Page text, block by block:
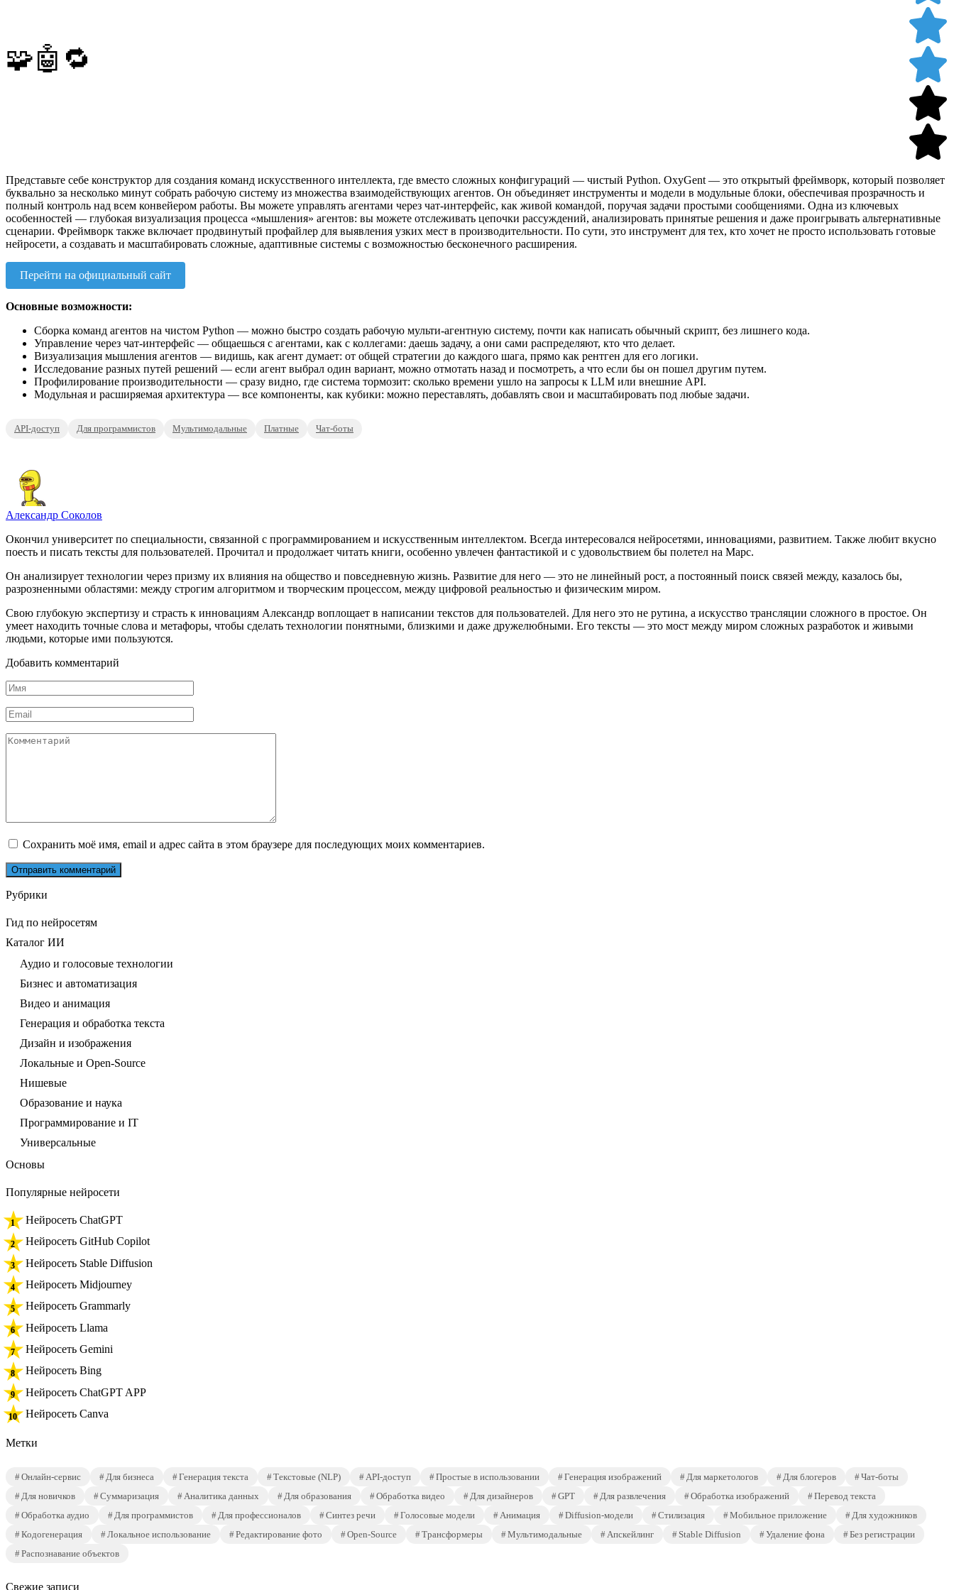
🧩🤖🔁
Представьте себе конструктор для создания команд искусственного интеллекта, где вместо сложных конфигураций — чистый Python. OxyGent — это открытый фреймворк, который позволяет
буквально за несколько минут собрать рабочую систему из множества взаимодействующих агентов. Он объединяет инструменты и модели в модульные блоки, обеспечивая прозрачность и
полный контроль над всем конвейером работы. Вы можете управлять агентами через чат-интерфейс, как живой командой, поручая задачи простыми сообщениями. Одна из ключевых
особенностей — глубокая визуализация процесса «мышления» агентов: вы можете отслеживать цепочки рассуждений, анализировать принятые решения и даже проигрывать альтернативные
сценарии. Фреймворк также включает продвинутый профайлер для выявления узких мест в производительности. По сути, это инструмент для тех, кто хочет не просто использовать готовые
нейросети, а создавать и масштабировать сложные, адаптивные системы с возможностью бесконечного расширения.
Перейти на официальный сайт
Основные возможности:
Сборка команд агентов на чистом Python — можно быстро создать рабочую мульти-агентную систему, почти как написать обычный скрипт, без лишнего кода.
Управление через чат-интерфейс — общаешься с агентами, как с коллегами: даешь задачу, а они сами распределяют, кто что делает.
Визуализация мышления агентов — видишь, как агент думает: от общей стратегии до каждого шага, прямо как рентген для его логики.
Исследование разных путей решений — если агент выбрал один вариант, можно отмотать назад и посмотреть, а что если бы он пошел другим путем.
Профилирование производительности — сразу видно, где система тормозит: сколько времени ушло на запросы к LLM или внешние API.
Модульная и расширяемая архитектура — все компоненты, как кубики: можно переставлять, добавлять свои и масштабировать под любые задачи.
API-доступ Для программистов Мультимодальные Платные Чат-боты
Александр Соколов
Окончил университет по специальности, связанной с программированием и искусственным интеллектом. Всегда интересовался нейросетями, инновациями, развитием. Также любит вкусно
поесть и писать тексты для пользователей. Прочитал и продолжает читать книги, особенно увлечен фантастикой и с удовольствием бы полетел на Марс.
Он анализирует технологии через призму их влияния на общество и повседневную жизнь. Развитие для него — это не линейный рост, а постоянный поиск связей между, казалось бы,
разрозненными областями: между строгим алгоритмом и творческим процессом, между цифровой реальностью и физическим миром.
Свою глубокую экспертизу и страсть к инновациям Александр воплощает в написании текстов для пользователей. Для него это не рутина, а искусство трансляции сложного в простое. Он
умеет находить точные слова и метафоры, чтобы сделать технологии понятными, близкими и даже дружелюбными. Его тексты — это мост между миром сложных разработок и живыми
людьми, которые ими пользуются.
Добавить комментарий
Имя
*
Email
*
Комментарий
Сохранить моё имя, email и адрес сайта в этом браузере для последующих моих комментариев.
Рубрики
Гид по нейросетям
Каталог ИИ
Аудио и голосовые технологии
Бизнес и автоматизация
Видео и анимация
Генерация и обработка текста
Дизайн и изображения
Локальные и Open-Source
Нишевые
Образование и наука
Программирование и IT
Универсальные
Основы
Популярные нейросети
Нейросеть ChatGPT
Нейросеть GitHub Copilot
Нейросеть Stable Diffusion
Нейросеть Midjourney
Нейросеть Grammarly
Нейросеть Llama
Нейросеть Gemini
Нейросеть Bing
Нейросеть ChatGPT APP
Нейросеть Canva
Метки
Онлайн-сервис Для бизнеса Генерация текста Текстовые (NLP) API-доступ Простые в использовании Генерация изображений Для маркетологов Для блогеров
Чат-боты
Для новичков
Суммаризация Аналитика данных Для образования Обработка видео Для дизайнеров GPT Для развлечения Обработка изображений
Перевод текста
Обработка аудио
Для программистов Для профессионалов Синтез речи Голосовые модели Анимация Diffusion-модели Стилизация Мобильное приложение
Для художников
Кодогенерация
Локальное использование Редактирование фото Open-Source Трансформеры Мультимодальные Апскейлинг Stable Diffusion Удаление фона
Без регистрации
Распознавание объектов
Свежие записи